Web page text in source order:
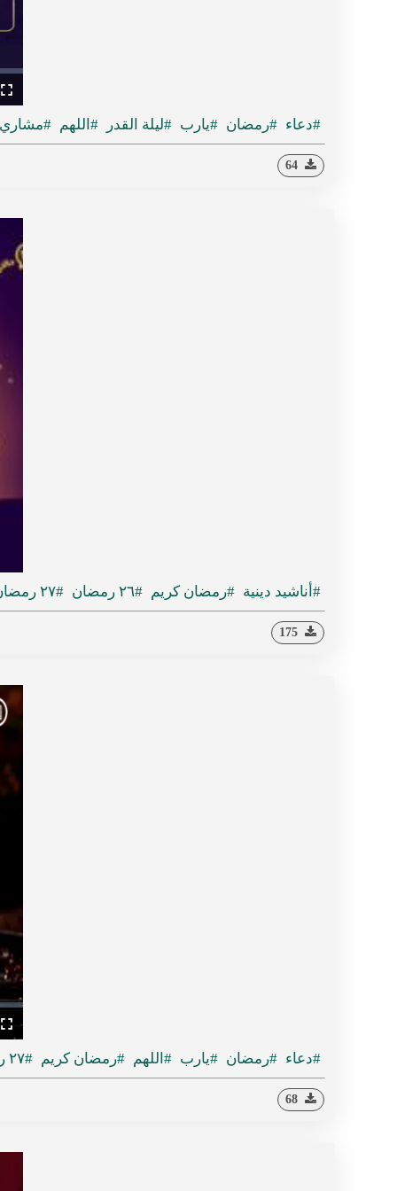
#دعاء #رمضان #يارب #ليلة القدر #اللهم
#أناشيد دينية #رمضان كريم #٢٦ رمضان #٢٧ رمضان
#دعاء #رمضان #يارب #اللهم #رمضان كريم #٢٧ رمضان